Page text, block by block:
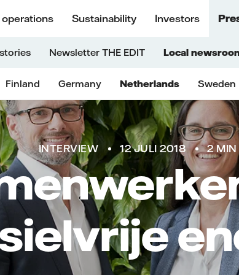
operations Sustainability Investors
Newsletter THE EDIT Local
Finland Germany Netherlands Sweden
INTERVIEW 12 JULI 2018 2 MIN